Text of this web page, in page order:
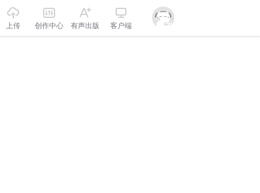
上传 创作中心 有声出版 客户端